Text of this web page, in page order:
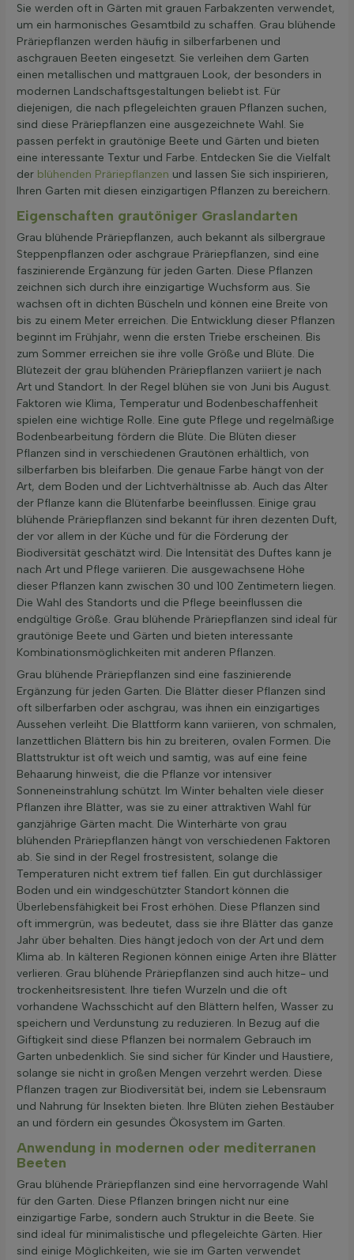
Sie werden oft in Gärten mit grauen Farbakzenten verwendet,
um ein harmonisches Gesamtbild zu schaffen. Grau blühende
Präriepflanzen werden häufig in silberfarbenen und
aschgrauen Beeten eingesetzt. Sie verleihen dem Garten
einen metallischen und mattgrauen Look, der besonders in
modernen Landschaftsgestaltungen beliebt ist. Für
diejenigen, die nach pflegeleichten grauen Pflanzen suchen,
sind diese Präriepflanzen eine ausgezeichnete Wahl. Sie
passen perfekt in grautönige Beete und Gärten und bieten
eine interessante Textur und Farbe. Entdecken Sie die Vielfalt
der blühenden Präriepflanzen und lassen Sie sich inspirieren,
Ihren Garten mit diesen einzigartigen Pflanzen zu bereichern.
Eigenschaften grautöniger Graslandarten
Grau blühende Präriepflanzen, auch bekannt als silbergraue
Steppenpflanzen oder aschgraue Präriepflanzen, sind eine
faszinierende Ergänzung für jeden Garten. Diese Pflanzen
zeichnen sich durch ihre einzigartige Wuchsform aus. Sie
wachsen oft in dichten Büscheln und können eine Breite von
bis zu einem Meter erreichen. Die Entwicklung dieser Pflanzen
beginnt im Frühjahr, wenn die ersten Triebe erscheinen. Bis
zum Sommer erreichen sie ihre volle Größe und Blüte. Die
Blütezeit der grau blühenden Präriepflanzen variiert je nach
Art und Standort. In der Regel blühen sie von Juni bis August.
Faktoren wie Klima, Temperatur und Bodenbeschaffenheit
spielen eine wichtige Rolle. Eine gute Pflege und regelmäßige
Bodenbearbeitung fördern die Blüte. Die Blüten dieser
Pflanzen sind in verschiedenen Grautönen erhältlich, von
silberfarben bis bleifarben. Die genaue Farbe hängt von der
Art, dem Boden und der Lichtverhältnisse ab. Auch das Alter
der Pflanze kann die Blütenfarbe beeinflussen. Einige grau
blühende Präriepflanzen sind bekannt für ihren dezenten Duft,
der vor allem in der Küche und für die Förderung der
Biodiversität geschätzt wird. Die Intensität des Duftes kann je
nach Art und Pflege variieren. Die ausgewachsene Höhe
dieser Pflanzen kann zwischen 30 und 100 Zentimetern liegen.
Die Wahl des Standorts und die Pflege beeinflussen die
endgültige Größe. Grau blühende Präriepflanzen sind ideal für
grautönige Beete und Gärten und bieten interessante
Kombinationsmöglichkeiten mit anderen Pflanzen.
Grau blühende Präriepflanzen sind eine faszinierende
Ergänzung für jeden Garten. Die Blätter dieser Pflanzen sind
oft silberfarben oder aschgrau, was ihnen ein einzigartiges
Aussehen verleiht. Die Blattform kann variieren, von schmalen,
lanzettlichen Blättern bis hin zu breiteren, ovalen Formen. Die
Blattstruktur ist oft weich und samtig, was auf eine feine
Behaarung hinweist, die die Pflanze vor intensiver
Sonneneinstrahlung schützt. Im Winter behalten viele dieser
Pflanzen ihre Blätter, was sie zu einer attraktiven Wahl für
ganzjährige Gärten macht. Die Winterhärte von grau
blühenden Präriepflanzen hängt von verschiedenen Faktoren
ab. Sie sind in der Regel frostresistent, solange die
Temperaturen nicht extrem tief fallen. Ein gut durchlässiger
Boden und ein windgeschützter Standort können die
Überlebensfähigkeit bei Frost erhöhen. Diese Pflanzen sind
oft immergrün, was bedeutet, dass sie ihre Blätter das ganze
Jahr über behalten. Dies hängt jedoch von der Art und dem
Klima ab. In kälteren Regionen können einige Arten ihre Blätter
verlieren. Grau blühende Präriepflanzen sind auch hitze- und
trockenheitsresistent. Ihre tiefen Wurzeln und die oft
vorhandene Wachsschicht auf den Blättern helfen, Wasser zu
speichern und Verdunstung zu reduzieren. In Bezug auf die
Giftigkeit sind diese Pflanzen bei normalem Gebrauch im
Garten unbedenklich. Sie sind sicher für Kinder und Haustiere,
solange sie nicht in großen Mengen verzehrt werden. Diese
Pflanzen tragen zur Biodiversität bei, indem sie Lebensraum
und Nahrung für Insekten bieten. Ihre Blüten ziehen Bestäuber
an und fördern ein gesundes Ökosystem im Garten.
Anwendung in modernen oder mediterranen
Beeten
Grau blühende Präriepflanzen sind eine hervorragende Wahl
für den Garten. Diese Pflanzen bringen nicht nur eine
einzigartige Farbe, sondern auch Struktur in die Beete. Sie
sind ideal für minimalistische und pflegeleichte Gärten. Hier
sind einige Möglichkeiten, wie sie im Garten verwendet